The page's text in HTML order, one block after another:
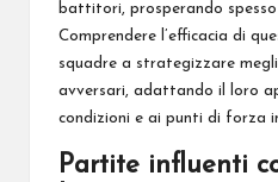
battitori, prosperando
Comprendere l’efficacia di
squadre a strategizzare
avversari, adattando il loro
condizioni e ai punti di forza
Partite influenti